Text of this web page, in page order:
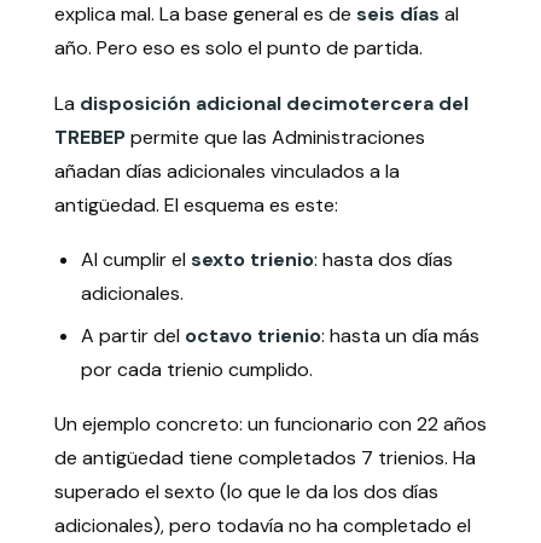
explica mal. La base general es de seis días al
año. Pero eso es solo el punto de partida.
La disposición adicional decimotercera del
TREBEPpermite que las Administraciones
añadan días adicionales vinculados a la
antigüedad. El esquema es este:
Al cumplir elsexto trienio: hasta dos días
adicionales.
A partir del octavo trienio: hasta un día más
por cada trienio cumplido.
Un ejemplo concreto: un funcionario con 22 años
de antigüedad tiene completados 7 trienios. Ha
superado el sexto (lo que le da los dos días
adicionales), pero todavía no ha completado el